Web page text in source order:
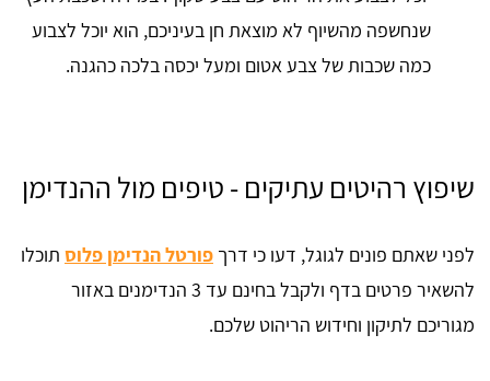
שנחשפה מהשיוף לא מוצאת חן בעיניכם, הוא יוכל לצבוע
כמה שכבות של צבע אטום ומעל יכסה בלכה כהגנה.
שיפוץ רהיטים עתיקים - טיפים מול ההנדימן
לפני שאתם פונים לגוגל, דעו כי דרך פורטל הנדימן פלוס תוכלו
להשאיר פרטים בדף ולקבל בחינם עד 3 הנדימנים באזור
מגוריכם לתיקון וחידוש הריהוט שלכם.